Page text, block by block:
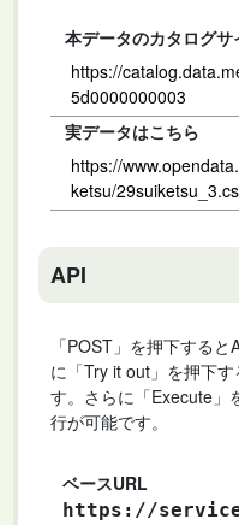
本データのカタログサ
https://
5d0000000003
実データはこちら
https://
ketsu/
API
「POST」を押下する
に「Try it out」を押下
す。さらに「Execute」
行が可能です。
ベースURL
https://